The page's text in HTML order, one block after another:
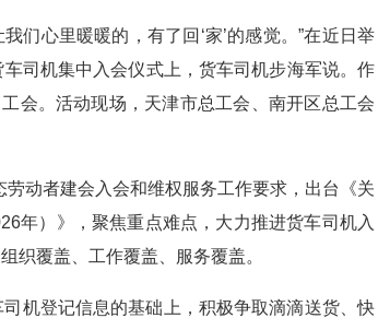
们心里暖暖的，有了回‘家’的感觉。”在近日举
司机集中入会仪式上，货车司机步海军说。作
会。活动现场，天津市总工会、南开区总工会
动者建会入会和维权服务工作要求，出台《关
年）》，聚焦重点难点，大力推进货车司机入
织覆盖、工作覆盖、服务覆盖。
机登记信息的基础上，积极争取滴滴送货、快